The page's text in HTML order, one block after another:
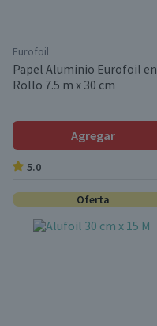
Eurofoil
Papel Aluminio Eurofoil en
Rollo 7.5 m x 30 cm
Agregar
5.0
Oferta